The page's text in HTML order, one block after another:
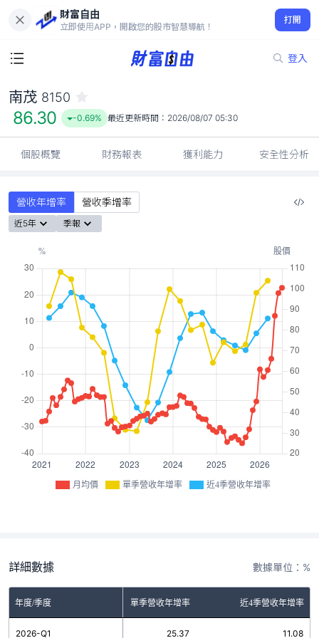
財富自由
立即使用APP，開啟您的股市智慧導航！
打開
登入
86.30
-0.69%
南茂 8150
86.30 -0.69% 最近更新時間： 2026/08/07 05:30
個股概覽 財務報表 獲利能力 安全性分析
營收年增率 營收季增率
近5年 季報
月均價 單季營收年增率 近4季營收年增率
詳細數據 數據單位：%
年度/季度 單季營收年增率 近4季營收年增率
2026-Q1 25.37 11.08